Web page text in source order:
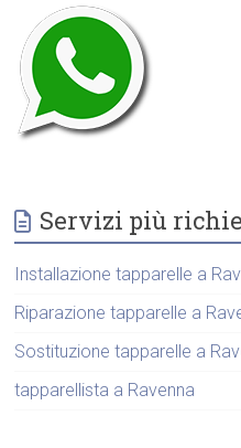
Servizi più
Installazione tapparelle a
Riparazione tapparelle a
Sostituzione tapparelle a
tapparellista a Ravenna